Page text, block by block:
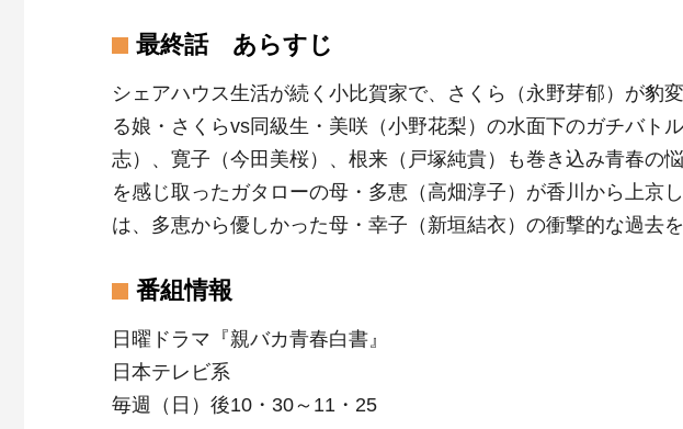
最終話 あらすじ
シェアハウス生活が続く小比賀家で、さくら（永野芽郁）が豹
る娘・さくらvs同級生・美咲（小野花梨）の水面下のガチバト
志）、寛子（今田美桜）、根来（戸塚純貴）も巻き込み青春の
を感じ取ったガタローの母・多恵（高畑淳子）が香川から上京
は、多恵から優しかった母・幸子（新垣結衣）の衝撃的な過去
番組情報
日曜ドラマ『親バカ青春白書』
日本テレビ系
毎週（日）後10・30～11・25